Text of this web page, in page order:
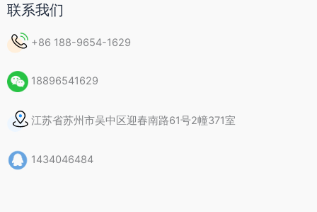
联系我们
+86 188-9654-1629
18896541629
江苏省苏州市吴中区迎春南路61号2幢371室
1434046484